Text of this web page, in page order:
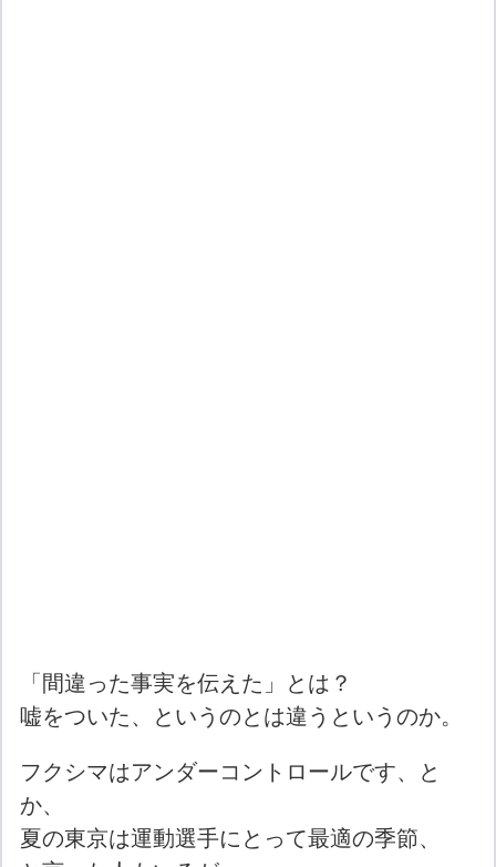
「間違った事実を伝えた」とは？
嘘をついた、というのとは違うというのか。
フクシマはアンダーコントロールです、と
か、
夏の東京は運動選手にとって最適の季節、